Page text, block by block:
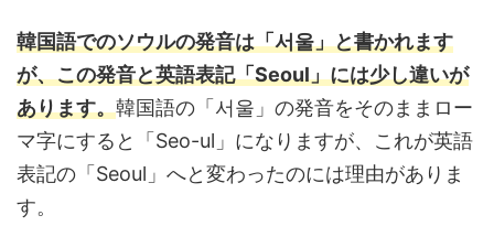
韓国語でのソウルの発音は「서울」と書かれます
が、この発音と英語表記「Seoul」には少し違いが
あります。韓国語の「서울」の発音をそのままロー
マ字にすると「Seo-ul」になりますが、これが英語
表記の「Seoul」へと変わったのには理由がありま
す。